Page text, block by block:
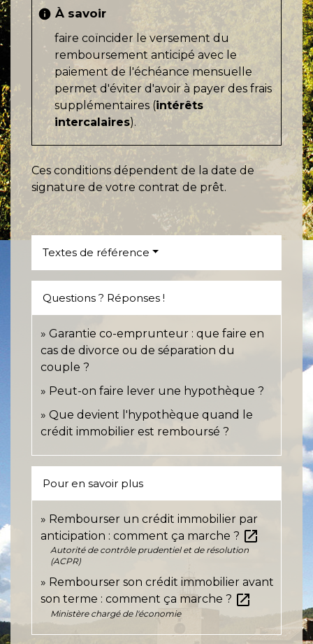
info À savoir
faire coïncider le versement du
remboursement anticipé avec le
paiement de l'échéance mensuelle
permet d'éviter d'avoir à payer des frais
supplémentaires (intérêts
intercalaires).
Ces conditions dépendent de la date de
signature de votre contrat de prêt.
Textes de référence
Questions ? Réponses !
Garantie co-emprunteur : que faire en
cas de divorce ou de séparation du
couple ?
Peut-on faire lever une hypothèque ?
Que devient l'hypothèque quand le
crédit immobilier est remboursé ?
Pour en savoir plus
Rembourser un crédit immobilier par
anticipation : comment ça marche ? open_in_new
Autorité de contrôle prudentiel et de résolution
(ACPR)
Rembourser son crédit immobilier avant
son terme : comment ça marche ? open_in_new
Ministère chargé de l'économie